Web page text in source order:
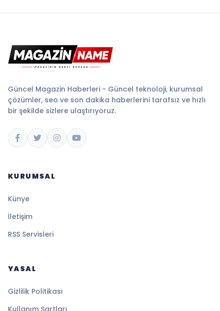
Güncel Magazin Haberleri - Güncel teknoloji, kurumsal
çözümler, seo ve son dakika haberlerini tarafsız ve hızlı
bir şekilde sizlere ulaştırıyoruz.
KURUMSAL
Künye
İletişim
RSS Servisleri
YASAL
Gizlilik Politikası